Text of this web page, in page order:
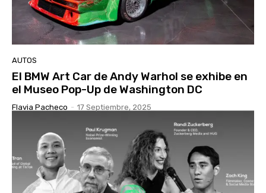
AUTOS
El BMW Art Car de Andy Warhol se exhibe en
el Museo Pop-Up de Washington DC
Flavia Pacheco - 17 Septiembre, 2025